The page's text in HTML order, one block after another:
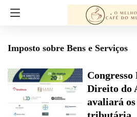
Imposto sobre Bens e Serviços
Direito do
avaliará